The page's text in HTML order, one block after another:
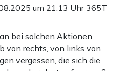
um 21:13 Uhr365T
bei solchen Aktionen
von rechts, von links von
vergessen, die sich die